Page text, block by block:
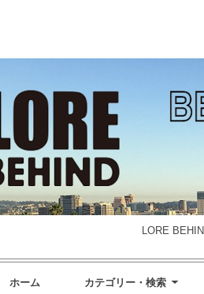
LORE
ホーム カテゴリー・検索